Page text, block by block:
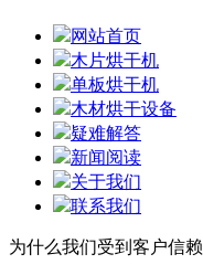
网站首页
木片烘干机
单板烘干机
木材烘干设备
疑难解答
新闻阅读
关于我们
联系我们
为什么我们受到客户信赖